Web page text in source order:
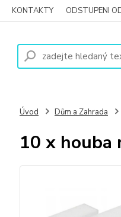
KONTAKTY ODSTUPENI
Úvod Dům a Zahrada
10 x houba